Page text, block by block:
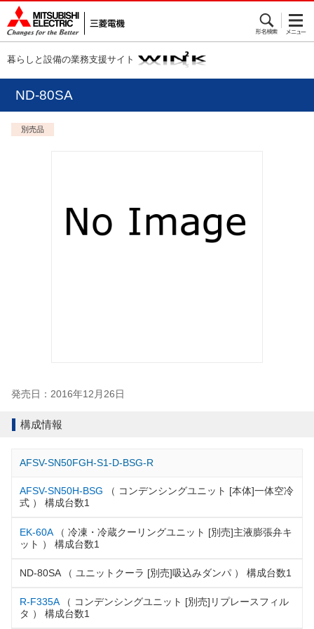
暮らしと設備の業務支援サイト
ND-80SA
別売品
発売日：2016年12月26日
構成情報
AFSV-SN50FGH-S1-D-BSG-R
AFSV-SN50H-BSG
（ コンデンシングユニット [本体]一体空冷
式 ） 構成台数1
EK-60A
（ 冷凍・冷蔵クーリングユニット [別売]主液膨張弁キ
ット ） 構成台数1
ND-80SA （ ユニットクーラ [別売]吸込みダンパ ） 構成台数1
R-F335A
（ コンデンシングユニット [別売]リプレースフィル
タ ） 構成台数1